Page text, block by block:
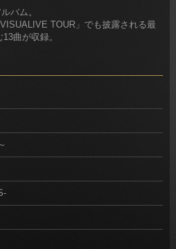
バム。
TOUR」でも披露される最
曲が収録。